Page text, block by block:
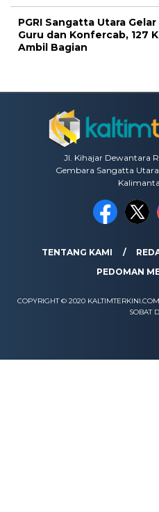
PGRI Sangatta Utara
Guru dan Konfercab, 127
Ambil Bagian
Jl. Kihajar Dewantara
Gembara Sangatta
TENTANG KAMI
PEDOMAN
COPYRIGHT © 2020
SOBAT